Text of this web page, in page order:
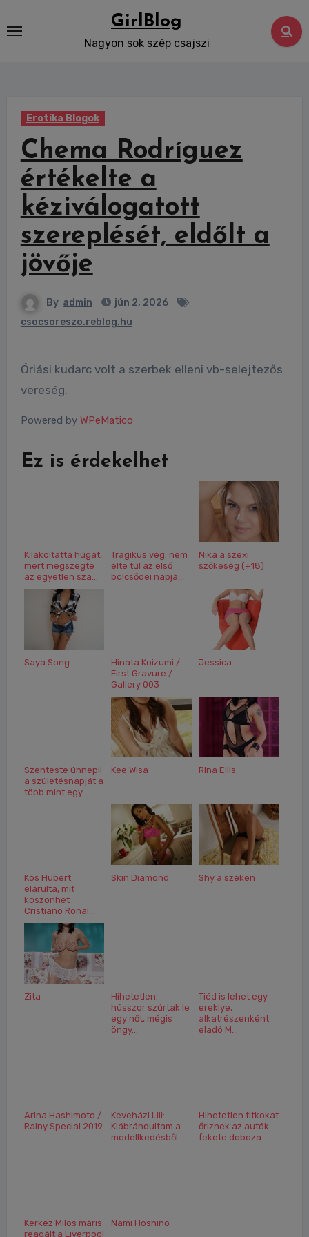
to
GirlBlog
Nagyon sok szép csajszi
Erotika Blogok
Chema Rodríguez
értékelte a
kéziválogatott
szereplését, eldőlt a
jövője
By admin
jún 2, 2026
csocsoreszo.reblog.hu
Óriási kudarc volt a szerbek elleni vb-selejtezős
vereség.
Powered by WPeMatico
Ez is érdekelhet
Kilakoltatta húgát,
mert megszegte
az egyetlen sza...
Tragikus vég: nem
élte túl az első
bölcsődei napjá...
Nika a szexi
szőkeség (+18)
Saya Song
Hinata Koizumi /
First Gravure /
Gallery 003
Jessica
Szenteste ünnepli
a születésnapját a
több mint egy...
Kee Wisa Rina Ellis
Kós Hubert
elárulta, mit
köszönhet
Cristiano Ronal...
Skin Diamond Shy a széken
Zita
Hihetetlen:
hússzor szúrtak le
egy nőt, mégis
öngy...
Tiéd is lehet egy
ereklye,
alkatrészenként
eladó M...
Arina Hashimoto /
Rainy Special 2019
Keveházi Lili:
Kiábrándultam a
modellkedésből
Hihetetlen titkokat
őriznek az autók
fekete doboza...
Kerkez Milos máris
reagált a Liverpool
Nami Hoshino